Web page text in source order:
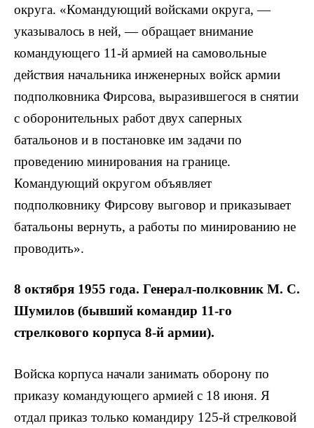
округа. «Командующий войсками округа, —
указывалось в ней, — обращает внимание
командующего 11-й армией на самовольные
действия начальника инженерных войск армии
подполковника Фирсова, выразившегося в снятии
с оборонительных работ двух саперных
батальонов и в постановке им задачи по
проведению минирования на границе.
Командующий округом объявляет
подполковнику Фирсову выговор и приказывает
батальоны вернуть, а работы по минированию не
проводить».
8 октября 1955 года. Генерал-полковник М. С.
Шумилов (бывший командир 11-го
стрелкового корпуса 8-й армии).
Войска корпуса начали занимать оборону по
приказу командующего армией с 18 июня. Я
отдал приказ только командиру 125-й стрелковой